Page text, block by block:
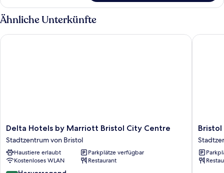
1
Queen-
Bett
Ähnliche Unterkünfte
Delta
Hotels
by
Marriott
Bristol
Delta Hotels by Marriott Bristol City Centre
Stadtzentrum von Bristol
Haustiere erlaubt
Parkplätze verfügbar
Kostenloses WLAN
Restaurant
Delta Hotels by Marriott Bristol City Centre
Bristol
Grand
Hotel
By
Sunday
Bristol
Bristol